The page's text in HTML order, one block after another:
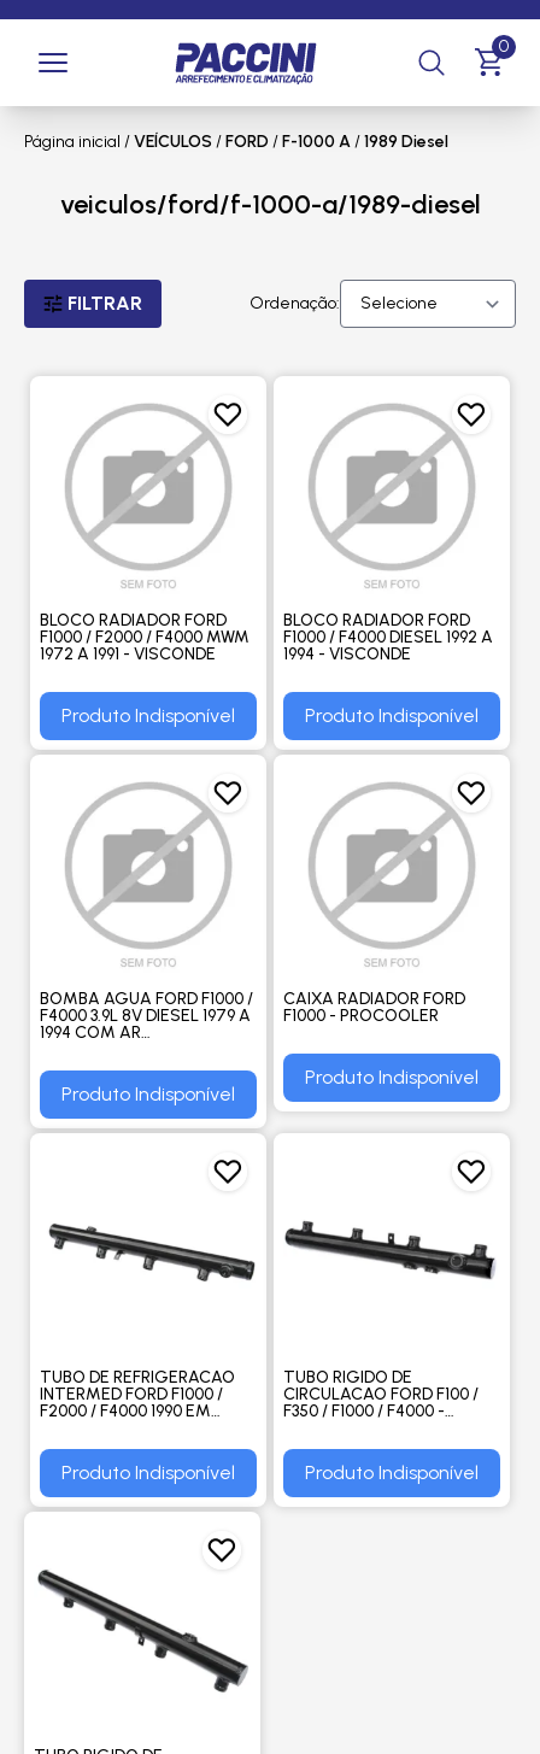
0
Página inicial /VEÍCULOS /FORD /F-1000 A/1989 Diesel
veiculos/ford/f-1000-a/1989-diesel
FILTRAR Ordenação:
BLOCO RADIADOR FORD
F1000 / F2000 / F4000 MWM
1972 A 1991 - VISCONDE
Produto Indisponível
BLOCO RADIADOR FORD
F1000 / F4000 DIESEL 1992 A
1994 - VISCONDE
Produto Indisponível
BOMBA AGUA FORD F1000 /
F4000 3.9L 8V DIESEL 1979 A
1994 COM AR
MERCEDES BENZ 1630 -
DELPHIProduto Indisponível
CAIXA RADIADOR FORD
F1000 - PROCOOLER
Produto Indisponível
TUBO DE REFRIGERACAO
INTERMED FORD F1000 /
F2000 / F4000 1990 EM
VALCLEI
Produto Indisponível
TUBO RIGIDO DE
CIRCULACAO FORD F100 /
F350 / F1000 / F4000 -
Produto Indisponível